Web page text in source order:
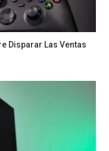
Disparar Las Ventas